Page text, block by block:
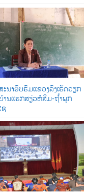
ະນາອົບຮົມແຂວງລົງເຮັດວຽກ
ານແຮກສຽ່ວຫໍສິມ-ຖໍ້າພຸກ
ຊ